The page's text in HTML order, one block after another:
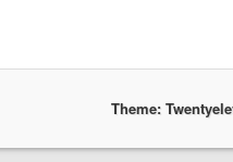
Theme: